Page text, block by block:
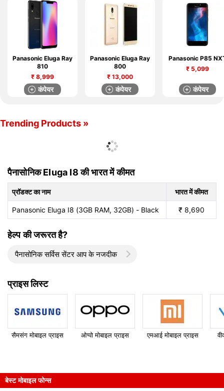
Panasonic Eluga Ray
810
₹ 8,999
कंपेयर
Panasonic Eluga Ray
800
₹ 13,000
कंपेयर
Panasonic P85
₹ 5,099
कंपेयर
Trending Products »
पैनासोनिक Eluga I8 की भारत में कीमत
प्रॉडक्ट का नाम भारत में कीमत
Panasonic Eluga I8 (3GB RAM, 32GB) - Black ₹ 8,690
हेल्प की जरूरत है?
पैनासोनिक सर्विस सेंटर आप के नजदीक
प्राइस लिस्ट
सैमसंग मोबाइल प्राइस ओप्पो मोबाइल प्राइस एमआई मोबाइल प्राइस
बेस्ट मोबाइल फोन्स